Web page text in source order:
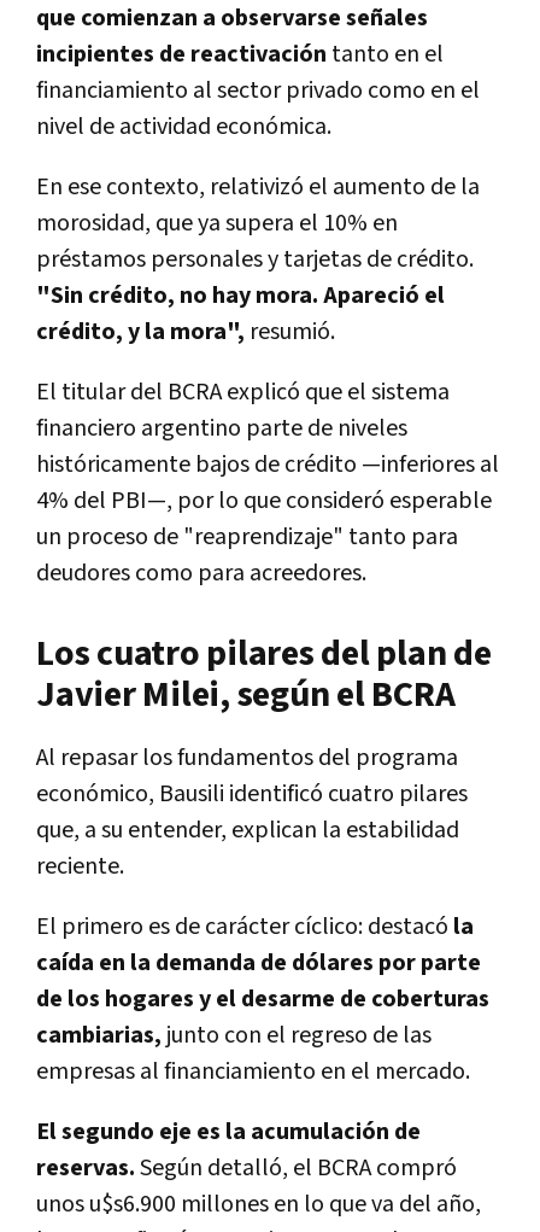
que comienzan a observarse señales
incipientes de reactivación tanto en el
financiamiento al sector privado como en el
nivel de actividad económica.
En ese contexto, relativizó el aumento de la
morosidad, que ya supera el 10% en
préstamos personales y tarjetas de crédito.
"Sin crédito, no hay mora. Apareció el
crédito, y la mora", resumió.
El titular del BCRA explicó que el sistema
financiero argentino parte de niveles
históricamente bajos de crédito —inferiores al
4% del PBI—, por lo que consideró esperable
un proceso de "reaprendizaje" tanto para
deudores como para acreedores.
Los cuatro pilares del plan de
Javier Milei, según el BCRA
Al repasar los fundamentos del programa
económico, Bausili identificó cuatro pilares
que, a su entender, explican la estabilidad
reciente.
El primero es de carácter cíclico: destacó la
caída en la demanda de dólares por parte
de los hogares y el desarme de coberturas
cambiarias, junto con el regreso de las
empresas al financiamiento en el mercado.
El segundo eje es la acumulación de
reservas.Según detalló, el BCRA compró
unos u$s6.900 millones en lo que va del año,